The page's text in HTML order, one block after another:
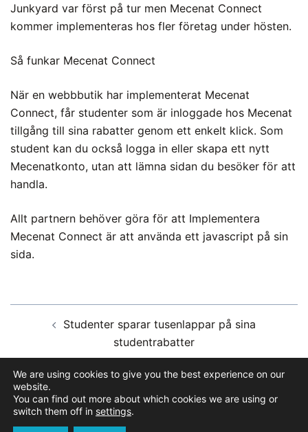
Junkyard var först på tur men Mecenat Connect
kommer implementeras hos fler företag under hösten.
Så funkar Mecenat Connect
När en webbbutik har implementerat Mecenat
Connect, får studenter som är inloggade hos Mecenat
tillgång till sina rabatter genom ett enkelt klick. Som
student kan du också logga in eller skapa ett nytt
Mecenatkonto, utan att lämna sidan du besöker för att
handla.
Allt partnern behöver göra för att Implementera
Mecenat Connect är att använda ett javascript på sin
sida.
Inläggsnavigering
Studenter sparar tusenlappar på sina
studentrabatter
Tack till er som gjorde vår eftermiddag 12/9 så
mysig!
We are using cookies to give you the best experience on our
website.
You can find out more about which cookies we are using or
switch them off in settings.